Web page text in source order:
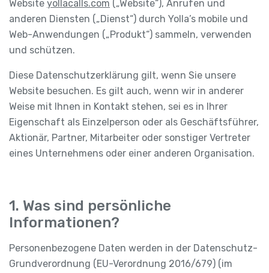
Website yollacalls.com („Website“), Anrufen und
anderen Diensten („Dienst“) durch Yolla’s mobile und
Web-Anwendungen („Produkt“) sammeln, verwenden
und schützen.
Diese Datenschutzerklärung gilt, wenn Sie unsere
Website besuchen. Es gilt auch, wenn wir in anderer
Weise mit Ihnen in Kontakt stehen, sei es in Ihrer
Eigenschaft als Einzelperson oder als Geschäftsführer,
Aktionär, Partner, Mitarbeiter oder sonstiger Vertreter
eines Unternehmens oder einer anderen Organisation.
1. Was sind persönliche
Informationen?
Personenbezogene Daten werden in der Datenschutz-
Grundverordnung (EU-Verordnung 2016/679) (im